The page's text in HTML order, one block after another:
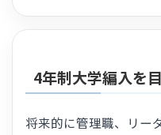
4年制大学編入を
将来的に管理職、リー